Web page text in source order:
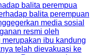
balita perempua